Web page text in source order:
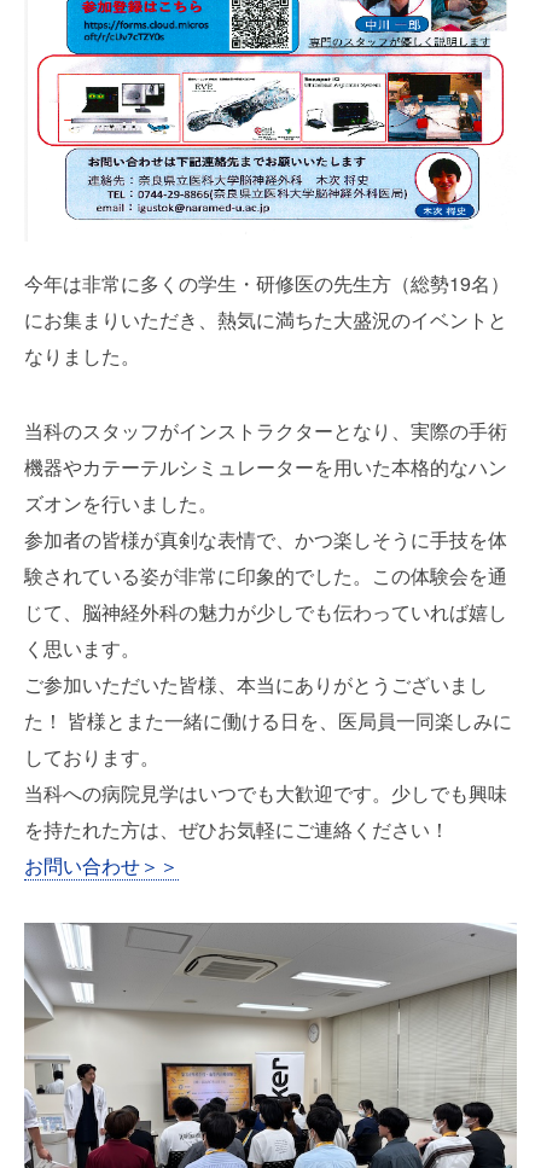
今年は非常に多くの学生・研修医の先生方（総勢19名）
にお集まりいただき、 熱気に満ちた大盛況のイベントと
なりました。
当科のスタッフがインストラクターとなり、 実際の手術
機器やカテーテルシミュレーターを用いた本格的なハン
ズオンを行いました。
参加者の皆様が真剣な表情で、 かつ楽しそうに手技を体
験されている姿が非常に印象的でした。 この体験会を通
じて、 脳神経外科の魅力が少しでも伝わっていれば嬉し
く思います。
ご参加いただいた皆様、本当にありがとうございまし
た！ 皆様とまた一緒に働ける日を、医局員一同楽しみに
しております。
当科への病院見学はいつでも大歓迎です。 少しでも興味
を持たれた方は、ぜひお気軽にご連絡ください！
お問い合わせ＞＞